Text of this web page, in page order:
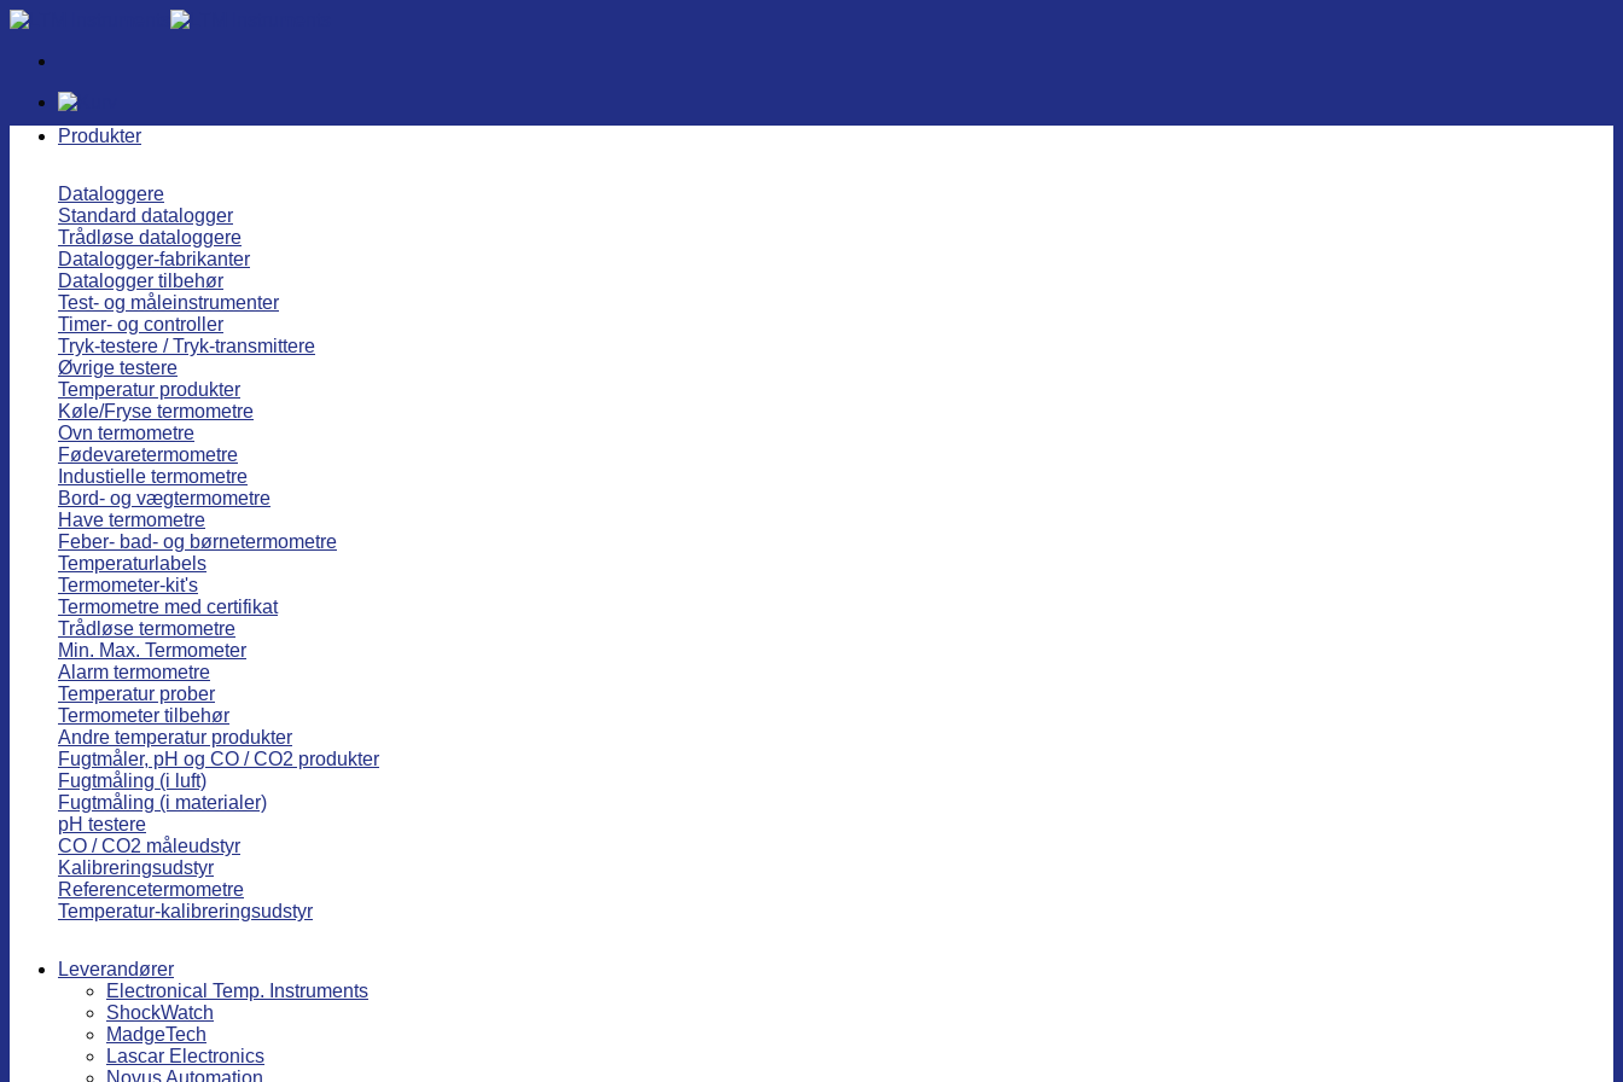
Fortsæt
indhold
Produkter
Dataloggere
Standard datalogger
Trådløse dataloggere
Datalogger-fabrikanter
Datalogger tilbehør
Test- og måleinstrumenter
Timer- og controller
Tryk-testere / Tryk-transmittere
Øvrige testere
Temperatur produkter
Køle/Fryse termometre
Ovn termometre
Fødevaretermometre
Industielle termometre
Bord- og vægtermometre
Have termometre
Feber- bad- og børnetermometre
Temperaturlabels
Termometer-kit's
Termometre med certifikat
Trådløse termometre
Min. Max. Termometer
Alarm termometre
Temperatur prober
Termometer tilbehør
Andre temperatur produkter
Fugtmåler, pH og CO / CO2 produkter
Fugtmåling (i luft)
Fugtmåling (i materialer)
pH testere
CO / CO2 måleudstyr
Kalibreringsudstyr
Referencetermometre
Temperatur-kalibreringsudstyr
Leverandører
Electronical Temp. Instruments
ShockWatch
MadgeTech
Lascar Electronics
Novus Automation